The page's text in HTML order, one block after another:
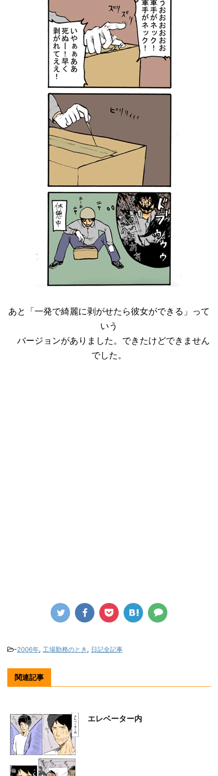
あと「一発で綺麗に剥がせたら彼女ができる」って
いう
バージョンがありました。できたけどできません
でした。
-2006年, 工場勤務のとき , 日記全記事
関連記事
エレベーター内